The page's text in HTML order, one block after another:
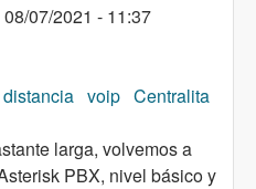
07/2021 - 11:37
voip Centralita
larga, volvemos a
PBX, nivel básico y